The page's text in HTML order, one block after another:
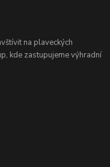
na plaveckých
kde zastupujeme výhradní